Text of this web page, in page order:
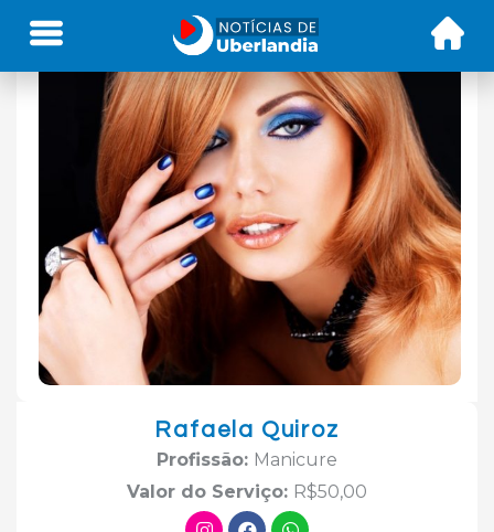
Rafaela Quiroz
Profissão: Manicure
Valor do Serviço: R$50,00